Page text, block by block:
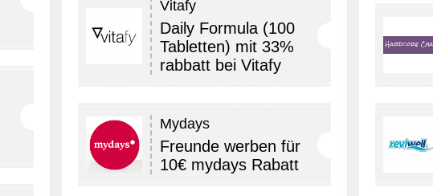
Vitafy
Daily Formula (100
Tabletten) mit 33%
rabbatt bei Vitafy
Mydays
Freunde werben für
10€ mydays Rabatt